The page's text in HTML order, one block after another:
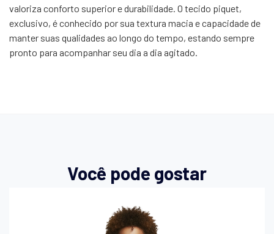
valoriza conforto superior e durabilidade. O tecido piquet,
exclusivo, é conhecido por sua textura macia e capacidade de
manter suas qualidades ao longo do tempo, estando sempre
pronto para acompanhar seu dia a dia agitado.
Você pode gostar